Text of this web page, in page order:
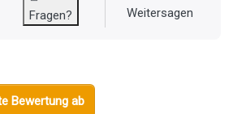
Fragen? Weitersagen
Bewertung ab